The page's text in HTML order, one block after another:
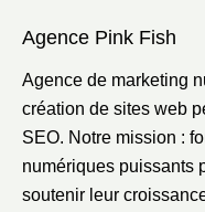
Agence Pink Fish
Agence de marketing
création de sites web
SEO. Notre mission :
numériques puissants
soutenir leur